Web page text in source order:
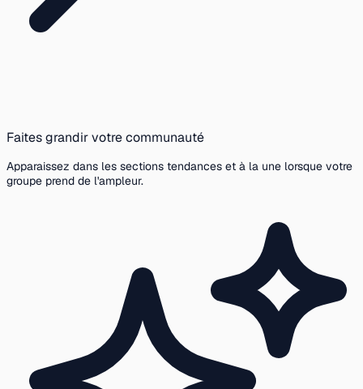
Faites grandir votre communauté
Apparaissez dans les sections tendances et à la une lorsque votre
groupe prend de l'ampleur.